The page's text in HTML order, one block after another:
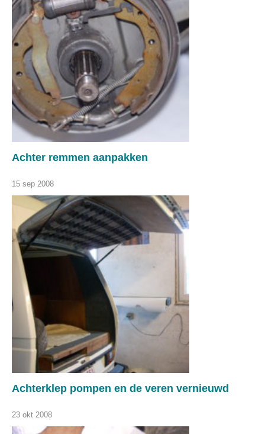
Achter remmen aanpakken
15 sep 2008
Achterklep pompen en de veren vernieuwd
23 okt 2008